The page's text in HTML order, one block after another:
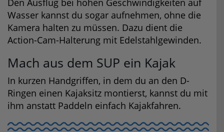
Den Ausflug bei hohen Geschwindigkeiten auf
Wasser kannst du sogar aufnehmen, ohne die
Kamera halten zu müssen. Dazu dient die
Action-Cam-Halterung mit Edelstahlgewinden.
Mach aus dem SUP ein Kajak
In kurzen Handgriffen, in dem du an den D-
Ringen einen Kajaksitz montierst, kannst du mit
ihm anstatt Paddeln einfach Kajakfahren.